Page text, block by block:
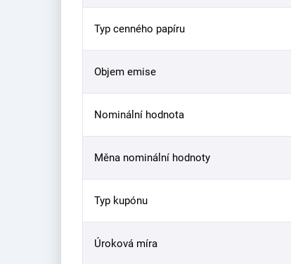
Typ cenného papíru
Objem emise
Nominální hodnota
Měna nominální hodnoty
Typ kupónu
Úroková míra